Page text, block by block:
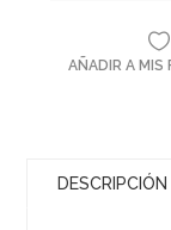
AÑADIR A MIS
DESCRIPCIÓN